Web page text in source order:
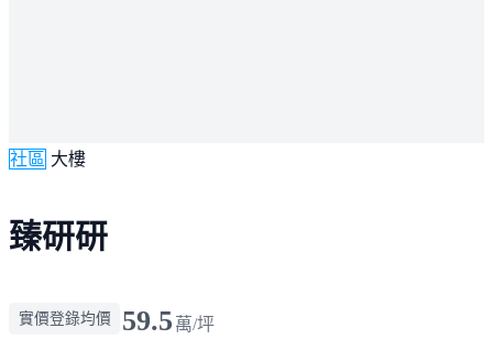
社區 大樓
臻研研
實價登錄均價 59.5 萬/坪